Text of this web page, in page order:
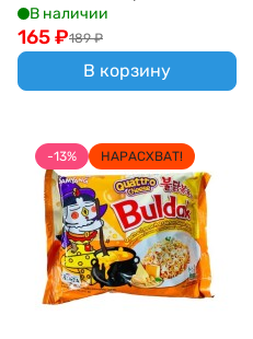
В наличии
189 ₽
165₽
В корзину
-13% НАРАСХВАТ!